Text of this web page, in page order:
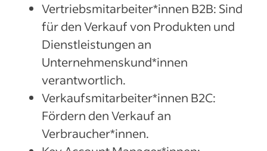
Vertriebsmitarbeiter*innen B2B: Sind
für den Verkauf von Produkten und
Dienstleistungen an
Unternehmenskund*innen
verantwortlich.
Verkaufsmitarbeiter*innen B2C:
Fördern den Verkauf an
Verbraucher*innen.